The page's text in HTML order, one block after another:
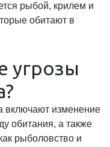
рыбой, крилем и
обитают в
угрозы
включают изменение
обитания, а также
рыболовство и